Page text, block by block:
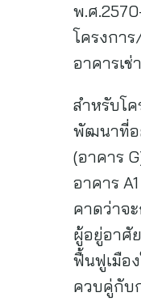
พ.ศ
โครงกา
อาคารเ
สำหรับโ
พัฒนาที่อ
(อาคาร
อาคาร
คาดว่าจ
ผู้อยู่อาศั
ฟื้นฟูเมือ
ควบคู่กับ